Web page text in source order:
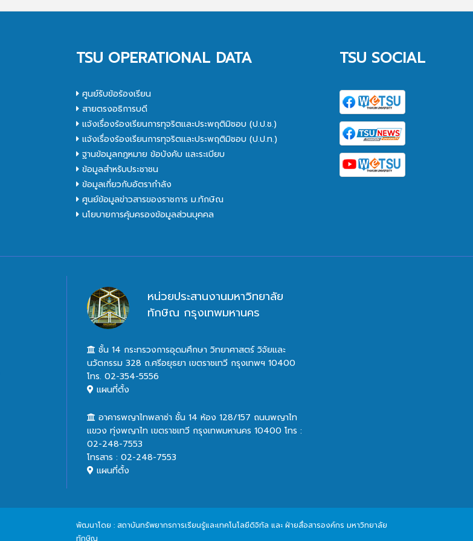
TSU OPERATIONAL DATA
ศูนย์รับข้อร้องเรียน
สายตรงอธิการบดี
แจ้งเรื่องร้องเรียนการทุจริตและประพฤติมิชอบ (ป.ป.ช.)
แจ้งเรื่องร้องเรียนการทุจริตและประพฤติมิชอบ (ป.ป.ท.)
ฐานข้อมูลกฎหมาย ข้อบังคับ และระเบียบ
ข้อมูลสำหรับประชาชน
ข้อมูลเกี่ยวกับอัตรากำลัง
ศูนย์ข้อมูลข่าวสารของราชการ ม.ทักษิณ
นโยบายการคุ้มครองข้อมูลส่วนบุคคล
TSU SOCIAL
หน่วยประสานงานมหาวิทยาลัย
ทักษิณ กรุงเทพมหานคร
ชั้น 14 กระทรวงการอุดมศึกษา วิทยาศาสตร์ วิจัยและ
นวัตกรรม 328 ถ.ศรีอยุธยา เขตราชเทวี กรุงเทพฯ 10400
โทร. 02-354-5556
แผนที่ตั้ง
อาคารพญาไทพลาซ่า ชั้น 14 ห้อง 128/157 ถนนพญาไท
แขวง ทุ่งพญาไท เขตราชเทวี กรุงเทพมหานคร 10400 โทร :
02-248-7553
โทรสาร : 02-248-7553
แผนที่ตั้ง
พัฒนาโดย : สถาบันทรัพยากรการเรียนรู้และเทคโนโลยีดิจิทัล และ ฝ่ายสื่อสารองค์กร มหาวิทยาลัย
ทักษิณ